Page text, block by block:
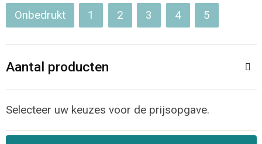
Onbedrukt 1 2 3 4 5
Aantal producten
Selecteer uw keuzes voor de prijsopgave.